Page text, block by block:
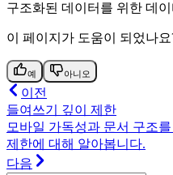
구조화된 데이터를 위한 데
이 페이지가 도움이 되었나요
예 아니오
이전
들여쓰기 깊이 제한
모바일 가독성과 문서 구조
제한에 대해 알아봅니다.
다음